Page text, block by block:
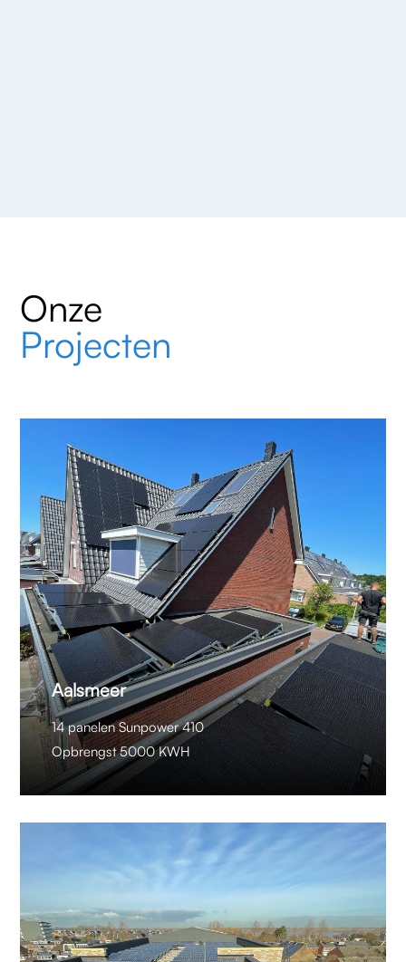
Onze
Projecten
Aalsmeer
14 panelen Sunpower 410
Opbrengst 5000 KWH